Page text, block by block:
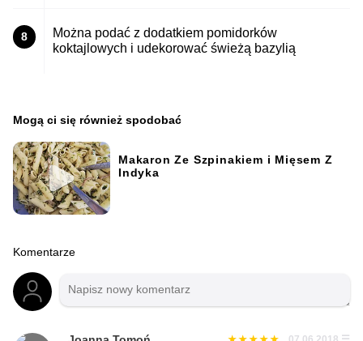
8
Można podać z dodatkiem pomidorków
koktajlowych i udekorować świeżą bazylią
Mogą ci się również spodobać
Makaron Ze Szpinakiem i Mięsem Z
Indyka
Komentarze